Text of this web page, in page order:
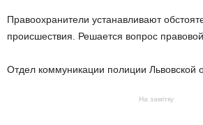
Правоохранители устанавливают
происшествия. Решается вопрос
Отдел коммуникации полиции Львовской
На замітку